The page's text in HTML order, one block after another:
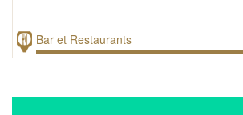
Bar et Restaurants